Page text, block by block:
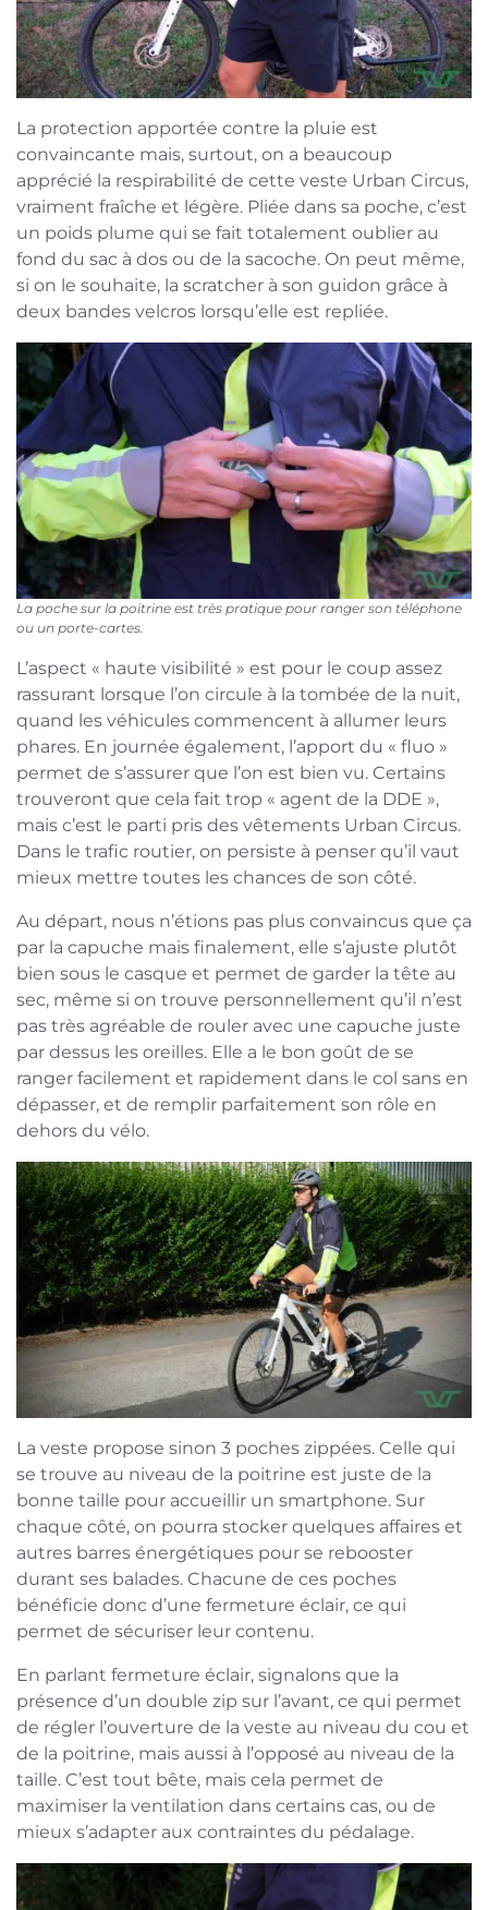
La protection apportée contre la pluie est
convaincante mais, surtout, on a beaucoup
apprécié la respirabilité de cette veste Urban Circus,
vraiment fraîche et légère. Pliée dans sa poche, c’est
un poids plume qui se fait totalement oublier au
fond du sac à dos ou de la sacoche. On peut même,
si on le souhaite, la scratcher à son guidon grâce à
deux bandes velcros lorsqu’elle est repliée.
La poche sur la poitrine est très pratique pour ranger son téléphone
ou un porte-cartes.
L’aspect « haute visibilité » est pour le coup assez
rassurant lorsque l’on circule à la tombée de la nuit,
quand les véhicules commencent à allumer leurs
phares. En journée également, l’apport du « fluo »
permet de s’assurer que l’on est bien vu. Certains
trouveront que cela fait trop « agent de la DDE »,
mais c’est le parti pris des vêtements Urban Circus.
Dans le trafic routier, on persiste à penser qu’il vaut
mieux mettre toutes les chances de son côté.
Au départ, nous n’étions pas plus convaincus que ça
par la capuche mais finalement, elle s’ajuste plutôt
bien sous le casque et permet de garder la tête au
sec, même si on trouve personnellement qu’il n’est
pas très agréable de rouler avec une capuche juste
par dessus les oreilles. Elle a le bon goût de se
ranger facilement et rapidement dans le col sans en
dépasser, et de remplir parfaitement son rôle en
dehors du vélo.
La veste propose sinon 3 poches zippées. Celle qui
se trouve au niveau de la poitrine est juste de la
bonne taille pour accueillir un smartphone. Sur
chaque côté, on pourra stocker quelques affaires et
autres barres énergétiques pour se rebooster
durant ses balades. Chacune de ces poches
bénéficie donc d’une fermeture éclair, ce qui
permet de sécuriser leur contenu.
En parlant fermeture éclair, signalons que la
présence d’un double zip sur l’avant, ce qui permet
de régler l’ouverture de la veste au niveau du cou et
de la poitrine, mais aussi à l’opposé au niveau de la
taille. C’est tout bête, mais cela permet de
maximiser la ventilation dans certains cas, ou de
mieux s’adapter aux contraintes du pédalage.